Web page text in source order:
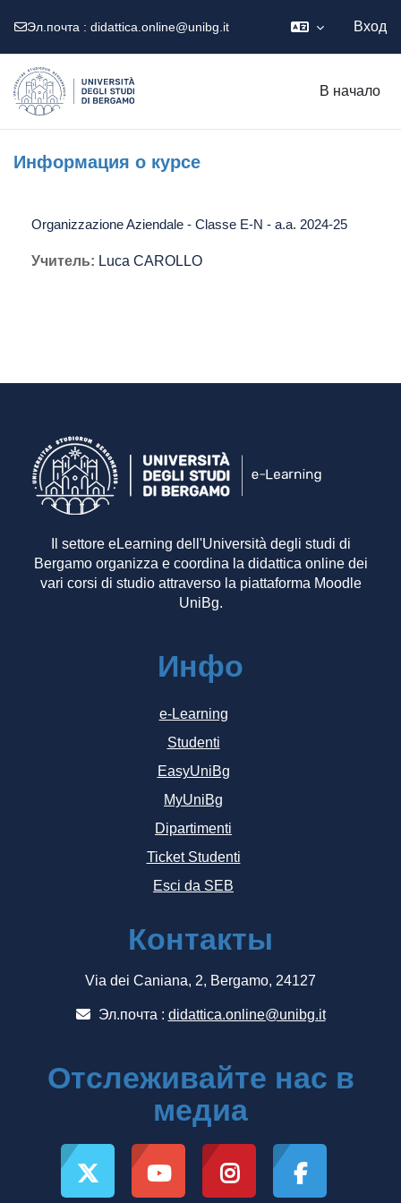
Эл.почта : didattica.online@unibg.it Вход
В начало
Информация о курсе
Organizzazione Aziendale - Classe E-N - a.a. 2024-25
Учитель: Luca CAROLLO
Il settore eLearning dell'Università degli studi di
Bergamo organizza e coordina la didattica online dei
vari corsi di studio attraverso la piattaforma Moodle
UniBg.
Инфо
e-Learning
Studenti
EasyUniBg
MyUniBg
Dipartimenti
Ticket Studenti
Esci da SEB
Контакты
Via dei Caniana, 2, Bergamo, 24127
Эл.почта : didattica.online@unibg.it
Отслеживайте нас в
медиа